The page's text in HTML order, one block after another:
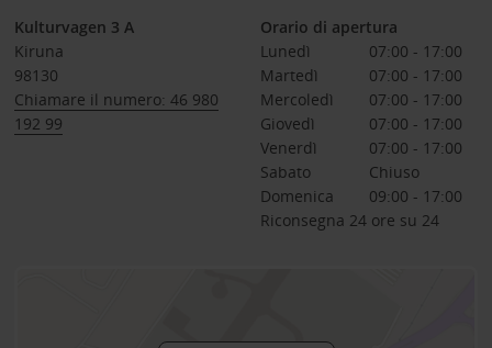
Kulturvagen 3 A
Kiruna
98130
Chiamare il numero: 46 980
192 99
Orario di apertura
Lunedì
07:00 - 17:00
Martedì
07:00 - 17:00
Mercoledì
07:00 - 17:00
Giovedì
07:00 - 17:00
Venerdì
07:00 - 17:00
Sabato
Chiuso
Domenica
09:00 - 17:00
Riconsegna 24 ore su 24